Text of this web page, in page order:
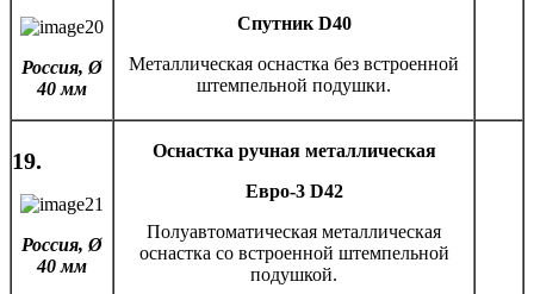
Россия, Ø
40 мм
Спутник D40
Металлическая оснастка без встроенной
штемпельной подушки.
19.
Россия, Ø
40 мм
Оснастка ручная металлическая
Евро-3 D42
Полуавтоматическая металлическая
оснастка со встроенной штемпельной
подушкой.